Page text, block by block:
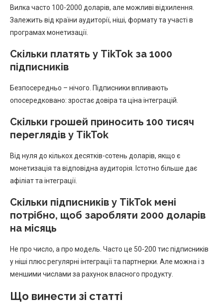
Вилка часто 100-2000 доларів, але можливі відхилення.
Залежить від країни аудиторії, ніші, формату та участі в
програмах монетизації.
Скільки платять у TikTok за 1000
підписників
Безпосередньо – нічого. Підписники впливають
опосередковано: зростає довіра та ціна інтеграцій.
Скільки грошей приносить 100 тисяч
переглядів у TikTok
Від нуля до кількох десятків-сотень доларів, якщо є
монетизація та відповідна аудиторія. Істотно більше дає
афіліат та інтеграції.
Скільки підписників у TikTok мені
потрібно, щоб заробляти 2000 доларів
на місяць
Не про число, а про модель. Часто це 50-200 тис підписників
у ніші плюс регулярні інтеграції та партнерки. Але можна і з
меншими числами за рахунок власного продукту.
Що винести зі статті